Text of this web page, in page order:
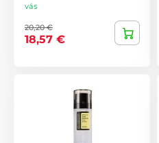
vás
20,20 €
18,57 €